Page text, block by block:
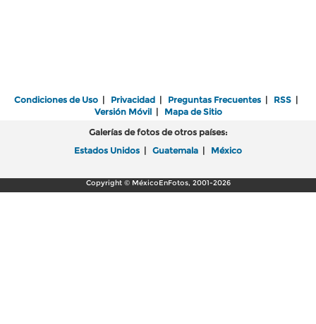
Condiciones de Uso | Privacidad | Preguntas Frecuentes | RSS |
Versión Móvil| Mapa de Sitio
Galerías de fotos de otros países:
Estados Unidos | Guatemala | México
Copyright © MéxicoEnFotos, 2001-2026